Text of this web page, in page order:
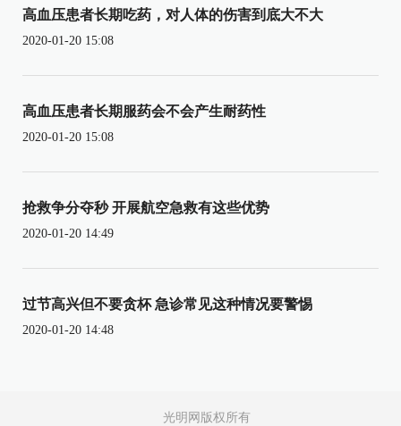
高血压患者长期吃药，对人体的伤害到底大不大
2020-01-20 15:08
高血压患者长期服药会不会产生耐药性
2020-01-20 15:08
抢救争分夺秒 开展航空急救有这些优势
2020-01-20 14:49
过节高兴但不要贪杯 急诊常见这种情况要警惕
2020-01-20 14:48
光明网版权所有